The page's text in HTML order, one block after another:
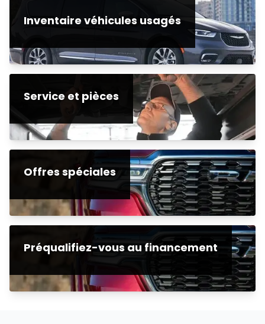
Inventaire véhicules usagés
Service et pièces
Offres spéciales
Préqualifiez-vous au financement